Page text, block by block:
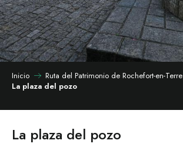
Inicio
Ruta del Patrimonio de Rochefort-en-Terre
La plaza del pozo
La plaza del pozo